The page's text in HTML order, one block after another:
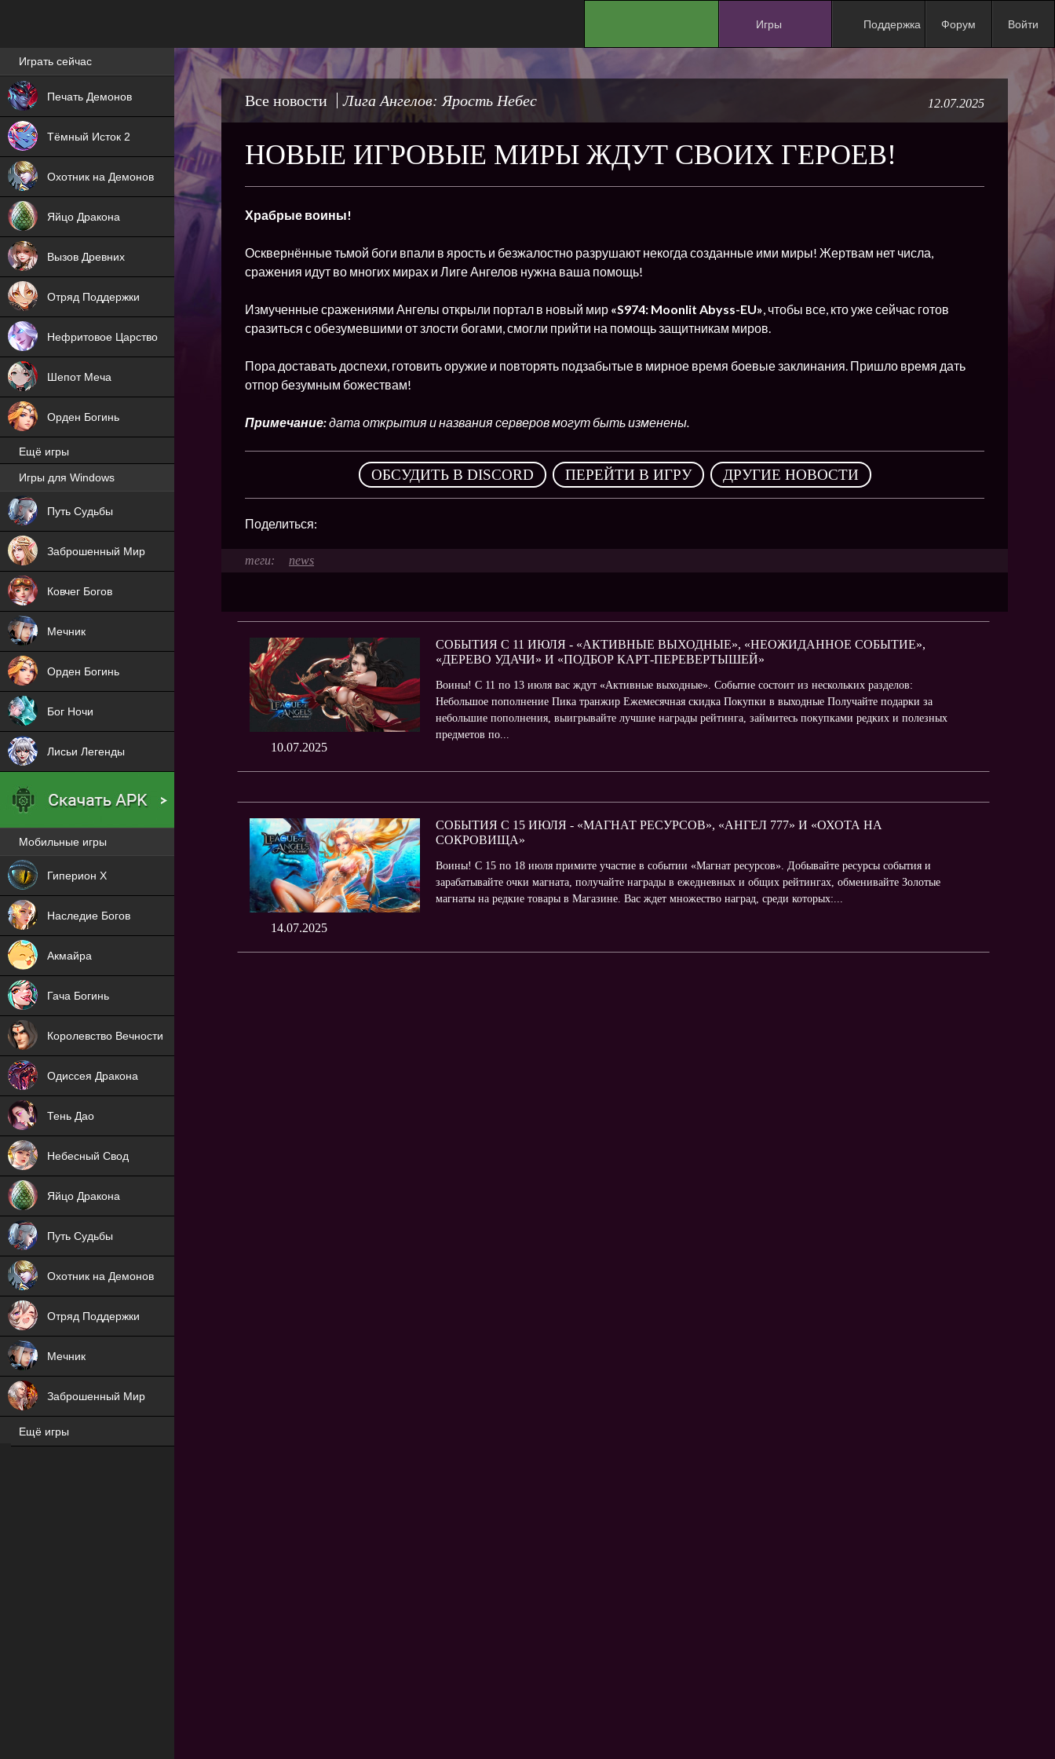
Игры Поддержка Форум Войти
Все новости Лига Ангелов: Ярость Небес 12.07.2025
НОВЫЕ ИГРОВЫЕ МИРЫ ЖДУТ СВОИХ ГЕРОЕВ!
Храбрые воины!
Осквернённые тьмой боги впали в ярость и безжалостно разрушают некогда созданные ими миры! Жертвам нет числа,
сражения идут во многих мирах и Лиге Ангелов нужна ваша помощь!
Измученные сражениями Ангелы открыли портал в новый мир «S974: Moonlit Abyss-EU», чтобы все, кто уже сейчас готов
сразиться с обезумевшими от злости богами, смогли прийти на помощь защитникам миров.
Пора доставать доспехи, готовить оружие и повторять подзабытые в мирное время боевые заклинания. Пришло время дать
отпор безумным божествам!
Примечание:дата открытия и названия серверов могут быть изменены.
ОБСУДИТЬ В DISCORD , ПЕРЕЙТИ В ИГРУ , ДРУГИЕ НОВОСТИ
Поделиться:
news
10.07.2025
СОБЫТИЯ С 11 ИЮЛЯ - «АКТИВНЫЕ ВЫХОДНЫЕ», «НЕОЖИДАННОЕ СОБЫТИЕ»,
«ДЕРЕВО УДАЧИ» И «ПОДБОР КАРТ-ПЕРЕВЕРТЫШЕЙ»
Воины! С 11 по 13 июля вас ждут «Активные выходные». Событие состоит из нескольких разделов:
Небольшое пополнение Пика транжир Ежемесячная скидка Покупки в выходные Получайте подарки за
небольшие пополнения, выигрывайте лучшие награды рейтинга, займитесь покупками редких и полезных
предметов по...
14.07.2025
СОБЫТИЯ С 15 ИЮЛЯ - «МАГНАТ РЕСУРСОВ», «АНГЕЛ 777» И «ОХОТА НА
СОКРОВИЩА»
Воины! С 15 по 18 июля примите участие в событии «Магнат ресурсов». Добывайте ресурсы события и
зарабатывайте очки магната, получайте награды в ежедневных и общих рейтингах, обменивайте Золотые
магнаты на редкие товары в Магазине. Вас ждет множество наград, среди которых:...
Лучшие игры онлайн
Играть сейчас
Печать Демонов
NEW
Тёмный Исток 2
NEW
Охотник на Демонов
ХИТ
Яйцо Дракона
NEW
Вызов Древних
ХИТ
Отряд Поддержки
ХИТ
Нефритовое Царство
Шепот Меча
Орден Богинь
Ещё игры
Игры для Windows
Путь Судьбы
Заброшенный Мир
NEW
Ковчег Богов
Мечник
Орден Богинь
Бог Ночи
Лисьи Легенды
Мобильные игры
Гиперион Х
Наследие Богов
NEW
Акмайра
NEW
Гача Богинь
NEW
Королевство Вечности
NEW
Одиссея Дракона
NEW
Тень Дао
NEW
Небесный Свод
NEW
Яйцо Дракона
NEW
Путь Судьбы
NEW
Охотник на Демонов
ХИТ
Отряд Поддержки
ХИТ
Мечник
Заброшенный Мир
NEW
Ещё игры